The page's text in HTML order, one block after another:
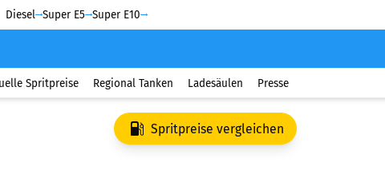
Diesel Super E5 Super E10
Spritpreise Regional Tanken Ladesäulen Presse
Spritpreise vergleichen